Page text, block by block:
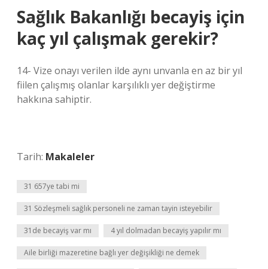
Sağlık Bakanlığı becayiş için
kaç yıl çalışmak gerekir?
14- Vize onayı verilen ilde aynı unvanla en az bir yıl
fiilen çalışmış olanlar karşılıklı yer değiştirme
hakkına sahiptir.
Tarih: Makaleler
31 657ye tabi mi
31 Sözleşmeli sağlık personeli ne zaman tayin isteyebilir
31de becayiş var mı 4 yıl dolmadan becayiş yapılır mı
Aile birliği mazeretine bağlı yer değişikliği ne demek